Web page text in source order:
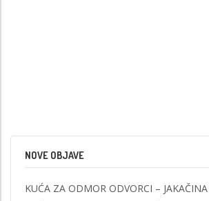
NOVE OBJAVE
KUĆA ZA ODMOR ODVORCI –